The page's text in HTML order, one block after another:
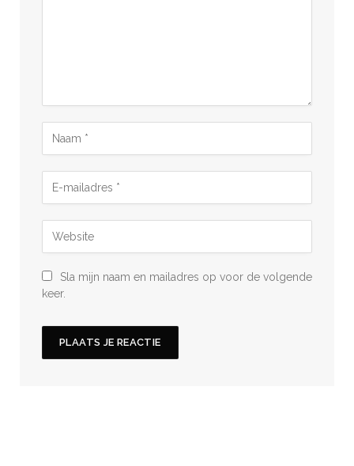
Sla mijn naam en mailadres op voor de volgende
keer.